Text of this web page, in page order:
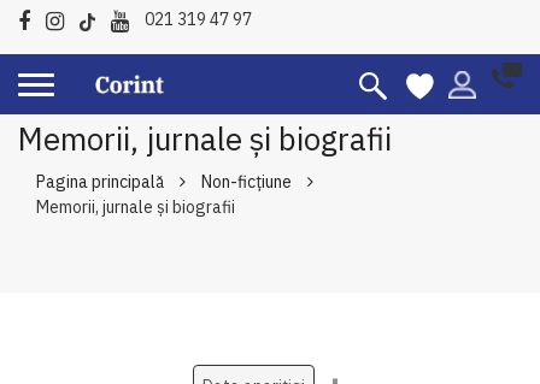
021 319 47 97
Memorii, jurnale și biografii
Pagina principală
Non-ficțiune
Memorii, jurnale și biografii